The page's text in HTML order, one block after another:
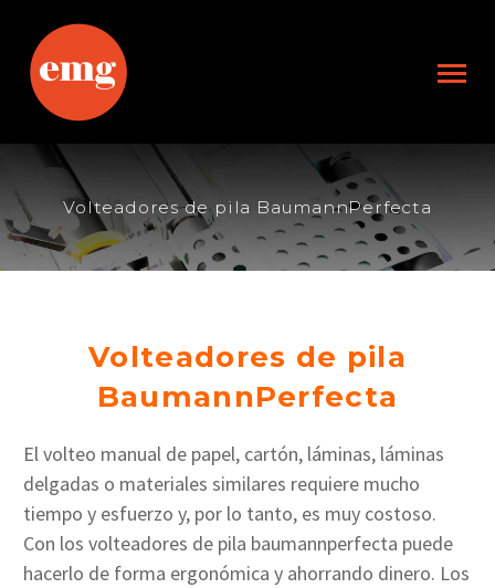
Volteadores de pila BaumannPerfecta
Volteadores de pila
BaumannPerfecta
El volteo manual de papel, cartón, láminas, láminas
delgadas o materiales similares requiere mucho
tiempo y esfuerzo y, por lo tanto, es muy costoso.
Con los volteadores de pila baumannperfecta puede
hacerlo de forma ergonómica y ahorrando dinero. Los